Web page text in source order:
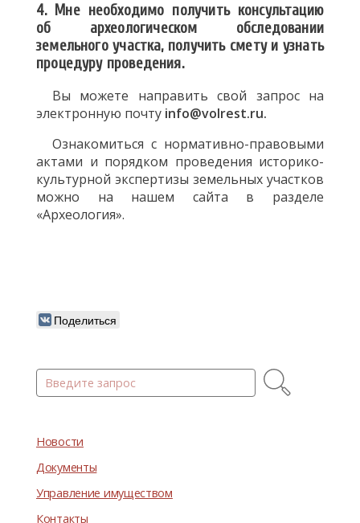
Новости
Документы
Управление имуществом
Контакты
4. Мне необходимо получить консультацию
об археологическом обследовании
земельного участка, получить смету и узнать
процедуру проведения.
Вы можете направить свой запрос на
электронную почту info@volrest.ru.
Ознакомиться с нормативно-правовыми
актами и порядком проведения историко-
культурной экспертизы земельных участков
можно на нашем сайта в разделе
«Археология».
Поделиться